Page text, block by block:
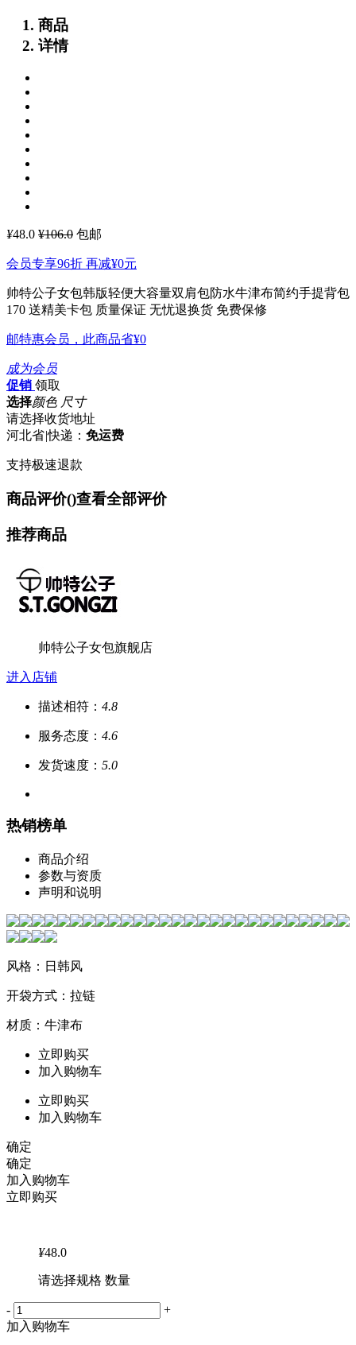
商品
详情
¥48.0 ¥106.0 包邮
会员专享96折 再减¥0元
帅特公子女包韩版轻便大容量双肩包防水牛津布简约手提背包
170 送精美卡包 质量保证 无忧退换货 免费保修
邮特惠会员，此商品省¥0
成为会员
促销 领取
选择颜色 尺寸
请选择收货地址
河北省|快递： 免运费
支持极速退款
商品评价()查看全部评价
推荐商品
帅特公子女包旗舰店
进入店铺
描述相符： 4.8
服务态度： 4.6
发货速度： 5.0
热销榜单
商品介绍
参数与资质
声明和说明
风格：日韩风
开袋方式：拉链
材质：牛津布
立即购买
加入购物车
立即购买
加入购物车
确定
确定
加入购物车
立即购买
¥48.0
请选择规格 数量
-
+
加入购物车